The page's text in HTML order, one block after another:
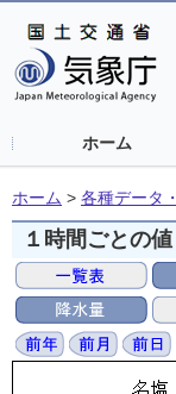
ホーム
ホーム > 各種データ
１時間ごとの値